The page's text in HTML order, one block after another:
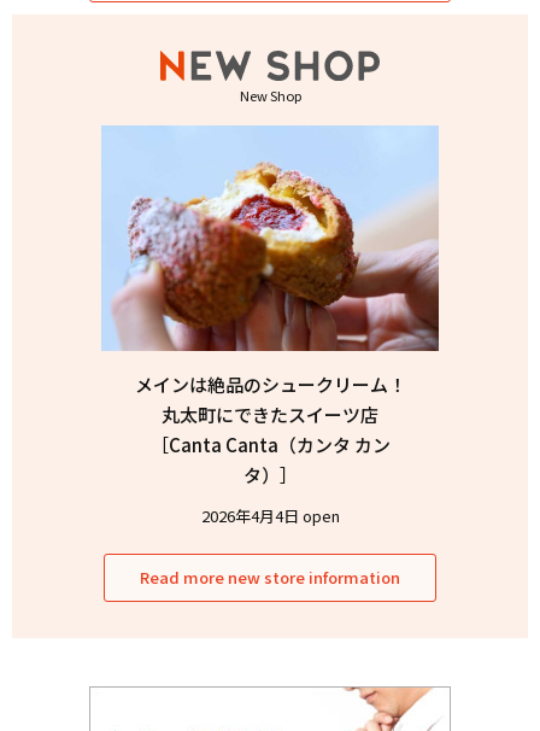
New Shop
メインは絶品のシュークリーム！
丸太町にできたスイーツ店
［Canta Canta（カンタ カン
タ）］
2026年4月4日 open
Read more new store information